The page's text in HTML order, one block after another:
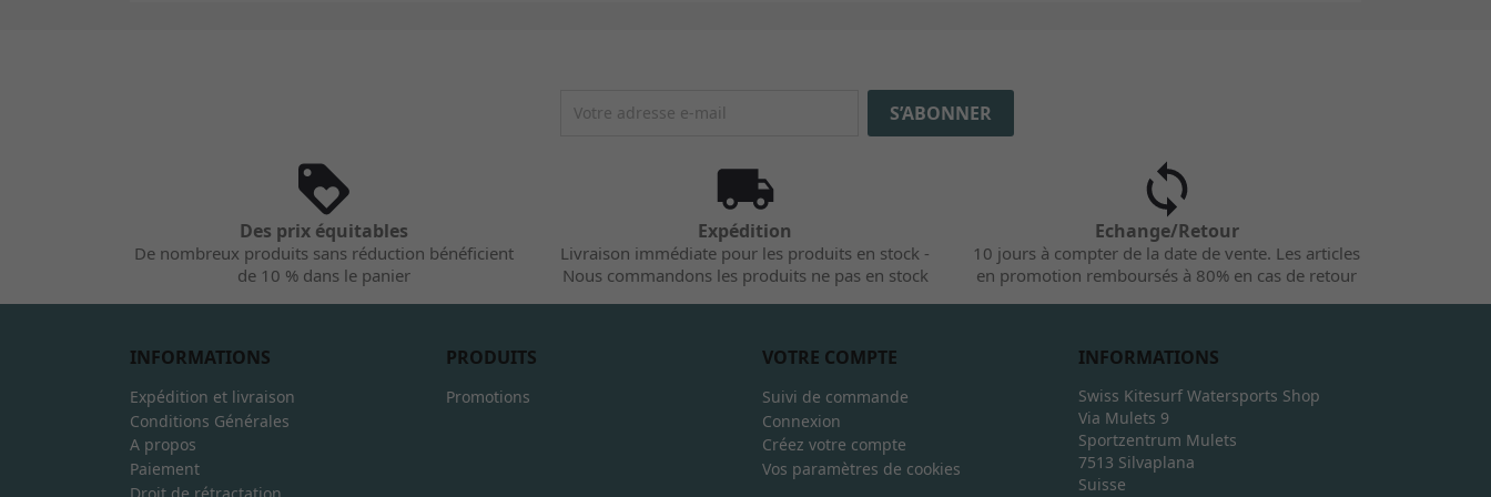
Des prix équitables
De nombreux produits sans réduction bénéficient
de 10 % dans le panier
Expédition
Livraison immédiate pour les produits en stock -
Nous commandons les produits ne pas en stock
Echange/Retour
10 jours à compter de la date de vente. Les articles
en promotion remboursés à 80% en cas de retour
INFORMATIONS
Expédition et livraison
Conditions Générales
A propos
Paiement
PRODUITS
Promotions
VOTRE COMPTE
Suivi de commande
Connexion
Créez votre compte
Vos paramètres de cookies
INFORMATIONS
Swiss Kitesurf Watersports Shop
Via Mulets 9
Sportzentrum Mulets
7513 Silvaplana
Suisse